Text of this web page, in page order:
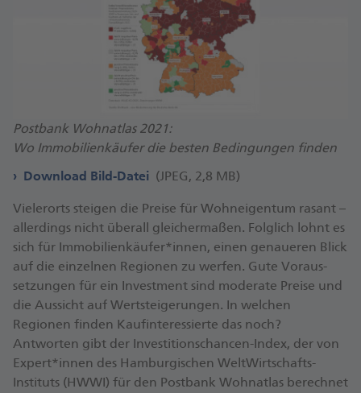
Postbank Wohnatlas 2021:
Wo Immobilienkäufer die besten Bedingungen finden
Download Bild-Datei (JPEG, 2,8 MB)
Vielerorts steigen die Preise für Wohn­eigentum rasant –
allerdings nicht überall gleicher­maßen. Folglich lohnt es
sich für Immobilien­käufer*innen, einen genaueren Blick
auf die einzelnen Regionen zu werfen. Gute Voraus­
setzungen für ein Investment sind moderate Preise und
die Aussicht auf Wert­steigerungen. In welchen
Regionen finden Kauf­interessierte das noch?
Antworten gibt der Investitions­chancen-Index, der von
Expert*innen des Hamburgischen Welt­Wirtschafts­
Instituts (HWWI) für den Postbank Wohnatlas berechnet